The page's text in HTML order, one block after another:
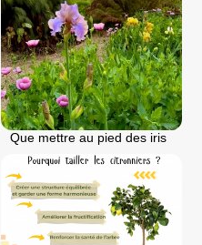
Que mettre au pied des iris